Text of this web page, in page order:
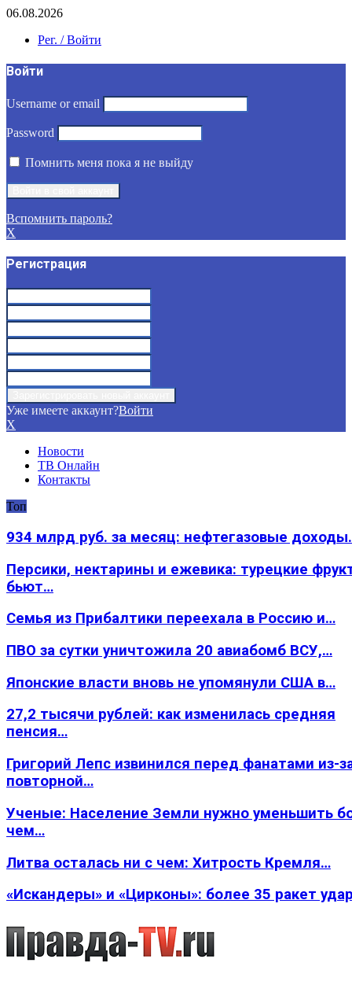
06.08.2026
Рег. / Войти
Войти
Username or email
Password
Помнить меня пока я не выйду
Вспомнить пароль?
X
Регистрация
Уже имеете аккаунт?Войти
X
Новости
ТВ Онлайн
Контакты
Топ
934 млрд руб. за месяц: нефтегазовые
Персики, нектарины и ежевика: турецкие
бьют…
Семья из Прибалтики переехала в Россию и…
ПВО за сутки уничтожила 20 авиабомб ВСУ,…
Японские власти вновь не упомянули США в…
27,2 тысячи рублей: как изменилась средняя
пенсия…
Григорий Лепс извинился перед фанатами из-
повторной…
Ученые: Население Земли нужно уменьшить
чем…
Литва осталась ни с чем: Хитрость Кремля…
«Искандеры» и «Цирконы»: более 35 ракет